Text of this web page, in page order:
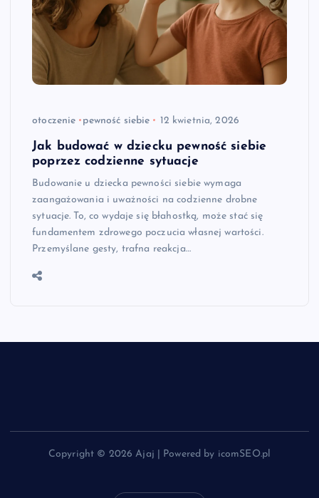
otoczenie pewność siebie 12 kwietnia, 2026
Jak budować w dziecku pewność siebie
poprzez codzienne sytuacje
Budowanie u dziecka pewności siebie wymaga
zaangażowania i uważności na codzienne drobne
sytuacje. To, co wydaje się błahostką, może stać się
fundamentem zdrowego poczucia własnej wartości.
Przemyślane gesty, trafna reakcja…
Copyright © 2026 Ajaj | Powered by icomSEO.pl